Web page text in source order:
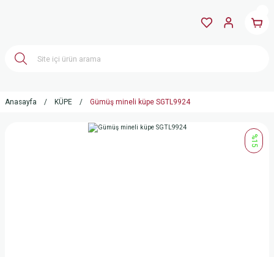
Anasayfa KÜPE Gümüş mineli küpe SGTL9924
%15